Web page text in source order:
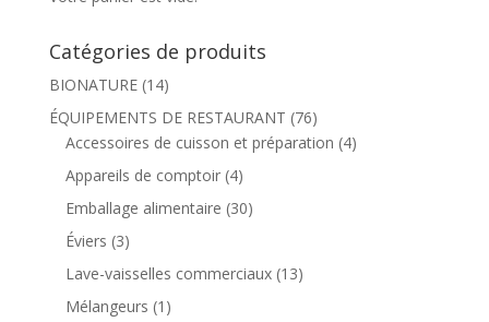
Catégories de produits
BIONATURE (14)
ÉQUIPEMENTS DE RESTAURANT (76)
Accessoires de cuisson et préparation (4)
Appareils de comptoir (4)
Emballage alimentaire (30)
Éviers (3)
Lave-vaisselles commerciaux (13)
Mélangeurs (1)